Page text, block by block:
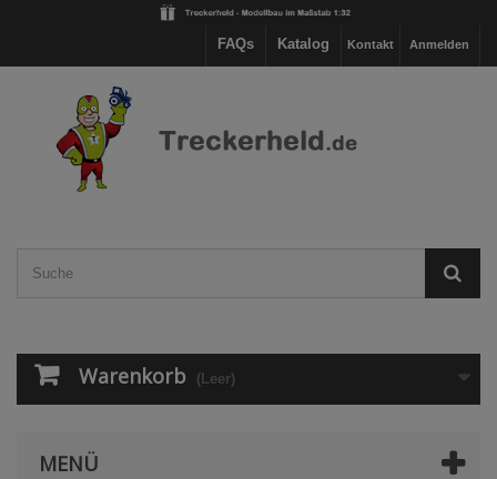
Anmelden
Kontakt
Katalog
FAQs
Warenkorb (Leer)
MENÜ